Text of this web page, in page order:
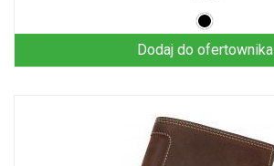
Dodaj do ofertownika